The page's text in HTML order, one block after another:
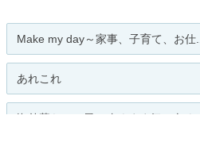
Make my day～家事、子育て、お仕...
あれこれ
海外暮らし、風の吹くまま気の向く...